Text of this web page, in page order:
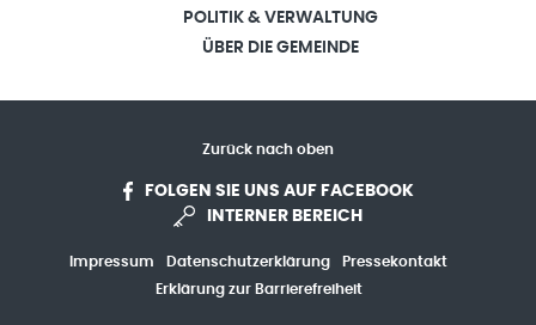
POLITIK & VERWALTUNG
ÜBER DIE GEMEINDE
Zurück nach oben
FOLGEN SIE UNS AUF FACEBOOK
INTERNER BEREICH
Impressum Datenschutzerklärung
Pressekontakt
Erklärung zur Barrierefreiheit